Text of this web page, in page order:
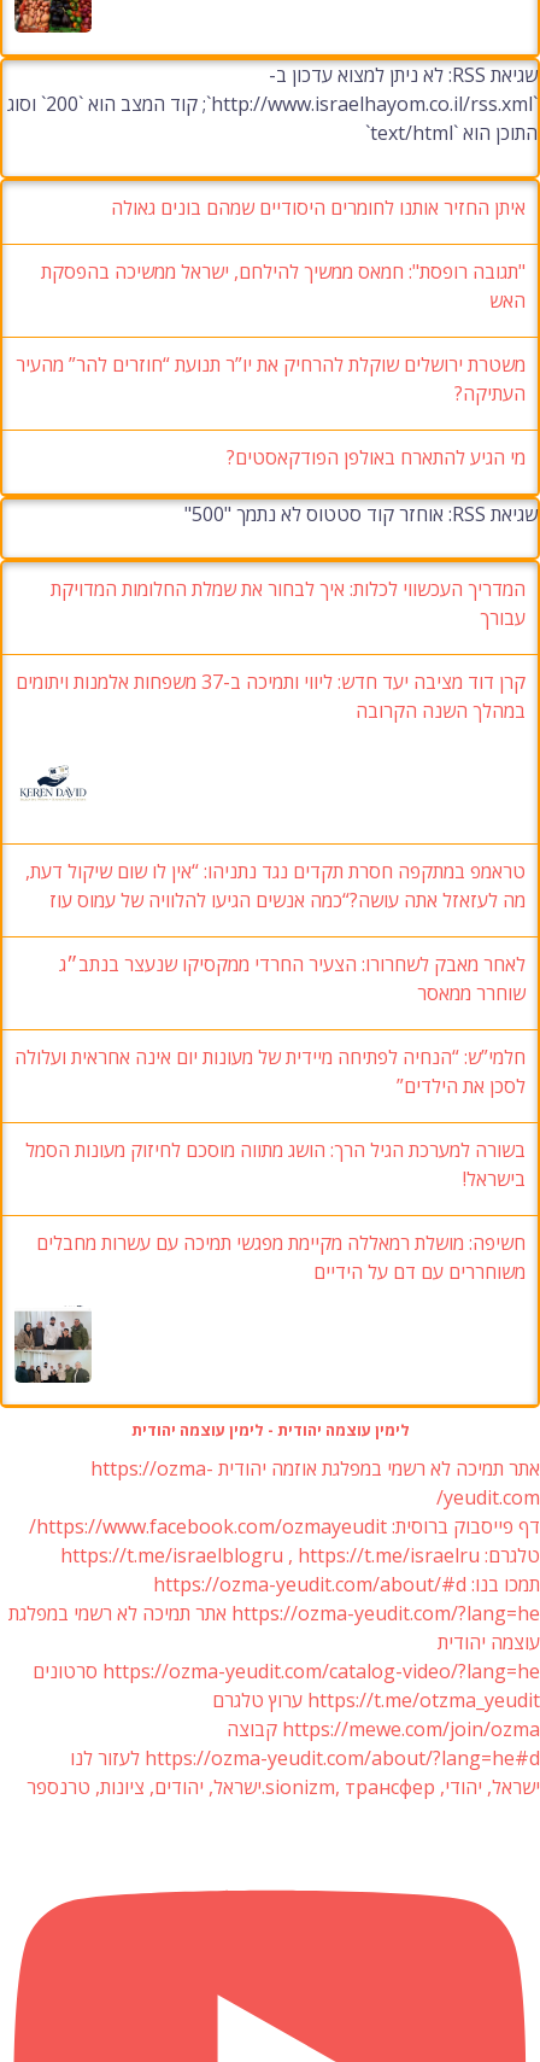
שגיאת RSS: לא ניתן למצוא עדכון ב-
`http://www.israelhayom.co.il/rss.xml`; קוד המצב הוא `200` וסוג
התוכן הוא `text/html`
איתן החזיר אותנו לחומרים היסודיים שמהם בונים גאולה
"תגובה רופסת": חמאס ממשיך להילחם, ישראל ממשיכה בהפסקת
האש
משטרת ירושלים שוקלת להרחיק את יו”ר תנועת “חוזרים להר” מהעיר
העתיקה?
מי הגיע להתארח באולפן הפודקאסטים?
שגיאת RSS: אוחזר קוד סטטוס לא נתמך "500"
המדריך העכשווי לכלות: איך לבחור את שמלת החלומות המדויקת
עבורך
קרן דוד מציבה יעד חדש: ליווי ותמיכה ב-37 משפחות אלמנות ויתומים
במהלך השנה הקרובה
טראמפ במתקפה חסרת תקדים נגד נתניהו: “אין לו שום שיקול דעת,
מה לעזאזל אתה עושה?“כמה אנשים הגיעו להלוויה של עמוס עוז
לאחר מאבק לשחרורו: הצעיר החרדי ממקסיקו שנעצר בנתב״ג
שוחרר ממאסר
חלמי”ש: “הנחיה לפתיחה מיידית של מעונות יום אינה אחראית ועלולה
לסכן את הילדים”
בשורה למערכת הגיל הרך: הושג מתווה מוסכם לחיזוק מעונות הסמל
בישראל!
חשיפה: מושלת רמאללה מקיימת מפגשי תמיכה עם עשרות מחבלים
משוחררים עם דם על הידיים
לימין עוצמה יהודית - לימין עוצמה יהודית
אתר תמיכה לא רשמי במפלגת אוזמה יהודית https://ozma-
yeudit.com/
דף פייסבוק ברוסית: https://www.facebook.com/ozmayeudit/
טלגרם: https://t.me/israelblogru , https://t.me/israelru
תמכו בנו: https://ozma-yeudit.com/about/#d
https://ozma-yeudit.com/?lang=he אתר תמיכה לא רשמי במפלגת
עוצמה יהודית
https://ozma-yeudit.com/catalog-video/?lang=he סרטונים
https://t.me/otzma_yeudit ערוץ טלגרם
https://mewe.com/join/ozma קבוצה
https://ozma-yeudit.com/about/?lang=he#d לעזור לנו
ישראל, יהודי, sionizm, трансфер.ישראל, יהודים, ציונות, טרנספר